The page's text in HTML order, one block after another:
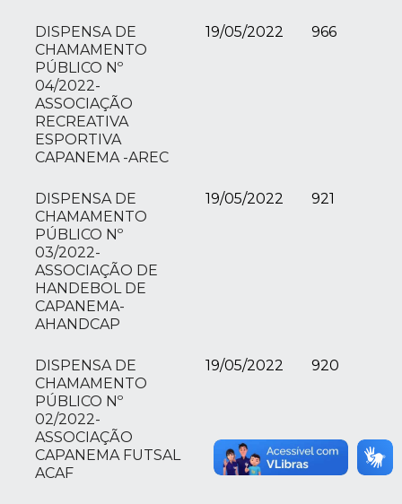
DISPENSA DE
CHAMAMENTO
PÚBLICO Nº
04/2022-
ASSOCIAÇÃO
RECREATIVA
ESPORTIVA
CAPANEMA -AREC
19/05/2022 966
DISPENSA DE
CHAMAMENTO
PÚBLICO Nº
03/2022-
ASSOCIAÇÃO DE
HANDEBOL DE
CAPANEMA-
AHANDCAP
19/05/2022 921
DISPENSA DE
CHAMAMENTO
PÚBLICO Nº
02/2022-
ASSOCIAÇÃO
CAPANEMA FUTSAL
ACAF
19/05/2022 920